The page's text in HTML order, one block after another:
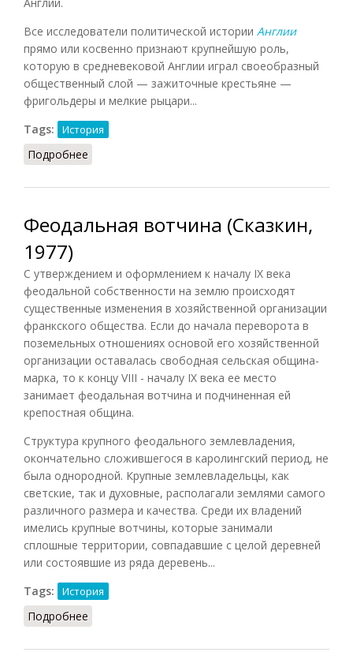
Все исследователи политической истории Англии
прямо или косвенно признают крупнейшую роль,
которую в средневековой Англии играл своеобразный
общественный слой — зажиточные крестьяне —
фригольдеры и мелкие рыцари...
Tags:
История
Подробнее
Феодальная вотчина (Сказкин,
1977)
С утверждением и оформлением к началу IX века
феодальной собственности на землю происходят
существенные изменения в хозяйственной организации
франкского общества. Если до начала переворота в
поземельных отношениях основой его хозяйственной
организации оставалась свободная сельская община-
марка, то к концу VIII - началу IX века ее место
занимает феодальная вотчина и подчиненная ей
крепостная община.
Структура крупного феодального землевладения,
окончательно сложившегося в каролингский период, не
была однородной. Крупные землевладельцы, как
светские, так и духовные, располагали землями самого
различного размера и качества. Среди их владений
имелись крупные вотчины, которые занимали
сплошные территории, совпадавшие с целой деревней
или состоявшие из ряда деревень...
Tags:
История
Подробнее